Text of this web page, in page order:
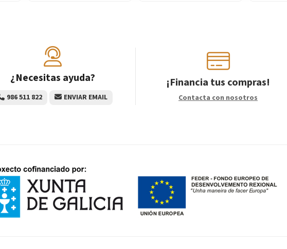
¿Necesitas ayuda?
986 511 822 ENVIAR EMAIL
¡Financia tus compras!
Contacta con nosotros